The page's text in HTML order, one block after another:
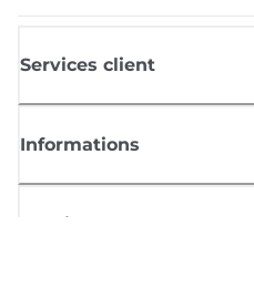
Services client
Informations
Boutique